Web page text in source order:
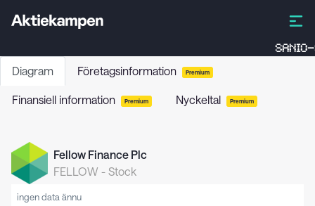
SANIO-
Diagram Företagsinformation Premium
Finansiell information Premium Nyckeltal Premium
Fellow Finance Plc
FELLOW - Stock
ingen data ännu